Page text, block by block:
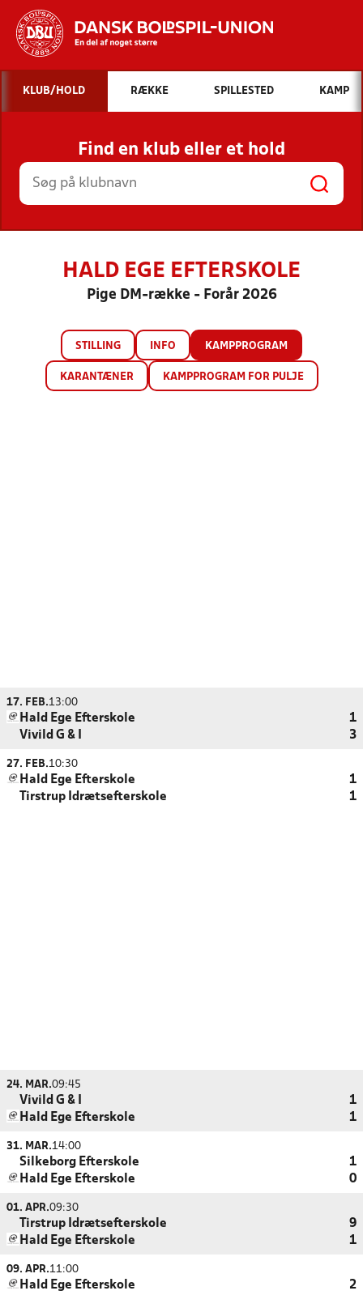
Hvad vil du søge efter?
INDHOLD OG NYHEDER
STILLINGER, RESULTATER, KLUBBER OG
HOLD
KLUB/HOLD RÆKKE SPILLESTED KAMP
Find en klub eller et hold
HALD EGE EFTERSKOLE
Pige DM-række - Forår 2026
STILLING INFO KAMPPROGRAM
KARANTÆNER KAMPPROGRAM FOR PULJE
17. FEB.13:00
Hald Ege Efterskole
1
Vivild G & I
3
27. FEB.10:30
Hald Ege Efterskole
1
Tirstrup Idrætsefterskole
1
24. MAR.09:45
Vivild G & I
1
Hald Ege Efterskole
1
31. MAR.14:00
Silkeborg Efterskole
1
Hald Ege Efterskole
0
01. APR.09:30
Tirstrup Idrætsefterskole
9
Hald Ege Efterskole
1
09. APR.11:00
Hald Ege Efterskole
2